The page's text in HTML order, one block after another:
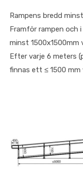
Rampens bredd
Framför rampen och
minst 1500x1500mm
Efter varje 6 meters
finnas ett ≤ 1500 mm